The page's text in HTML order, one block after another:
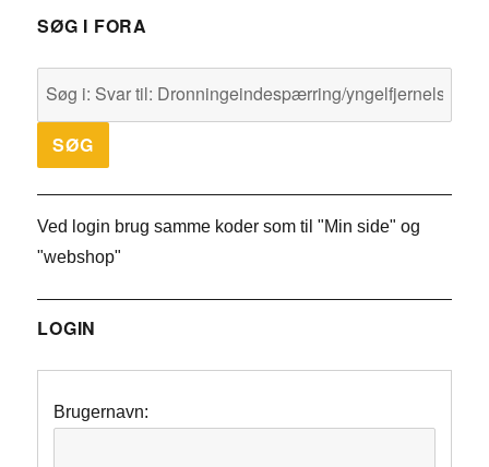
SØG I FORA
Ved login brug samme koder som til "Min side" og
"webshop"
LOGIN
Brugernavn: